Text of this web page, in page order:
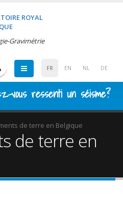
ROYAL
Gravimétrie
FR EN NL DE
vous ressenti un séisme?
de terre en Belgique
de terre en